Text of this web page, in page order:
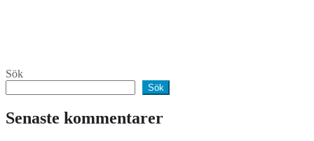
Sök
Sök
Senaste kommentarer